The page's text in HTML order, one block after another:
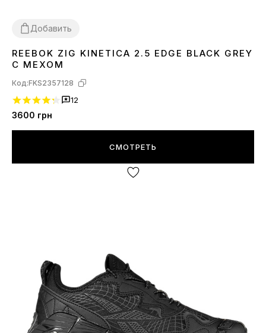
Добавить
42 44
REEBOK ZIG KINETICA 2.5 EDGE BLACK GREY
С МЕХОМ
Код:FKS2357128
12
3600 грн
СМОТРЕТЬ